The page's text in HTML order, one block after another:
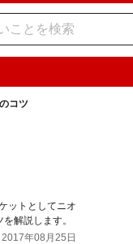
コツ
ットとしてニオ
解説します。
年08月25日